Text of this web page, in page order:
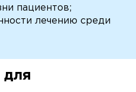
пациентов;
лечению среди